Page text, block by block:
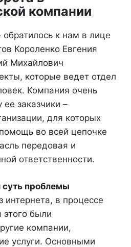
компании
обратилось к нам в лице
Короленко Евгения
Михайлович
которые ведет отдел
Компания очень
ее заказчики –
для которых
во всей цепочке
передовая и
ответственности.
суть проблемы
интернета, в процессе
были
компании,
услуги. Основными